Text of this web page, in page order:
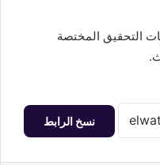
التحقيق المختصة
نسخ الرابط